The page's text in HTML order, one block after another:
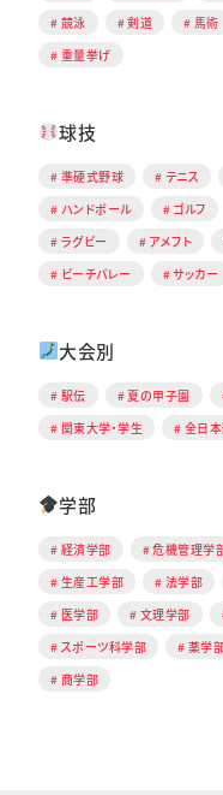
競泳
剣道 馬術
重量挙げ
球技
準硬式野球 テニス
ハンドボール
ゴルフ
ラグビー
アメフト
ビーチバレー
サッカー
大会別
駅伝 夏の甲子園
関東大学・学生
全日
学部
経済学部 危機管理学
生産工学部
法学部
医学部
文理学部
スポーツ科学部
薬学
商学部